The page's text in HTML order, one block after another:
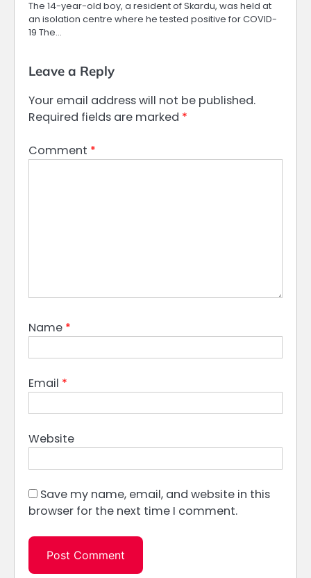
The 14-year-old boy, a resident of Skardu, was held at
an isolation centre where he tested positive for COVID-
19 The…
Leave a Reply
Your email address will not be published.
Required fields are marked *
Comment *
Name *
Email *
Website
Save my name, email, and website in this
browser for the next time I comment.